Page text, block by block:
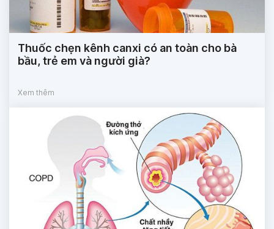
Thuốc chẹn kênh canxi có an toàn cho bà
bầu, trẻ em và người già?
Xem thêm